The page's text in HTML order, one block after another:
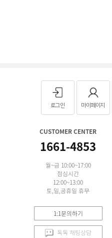
로그인 마이페이지
CUSTOMER CENTER
1661-4853
월~금 10:00~17:00
점심시간
12:00~13:00
토,일,공휴일 휴무
1:1문의하기
톡톡 채팅상담